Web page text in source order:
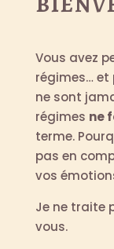
Vous avez
régimes…
ne sont
régimes ne
terme.
pas en
vos
Je ne traite
vous.